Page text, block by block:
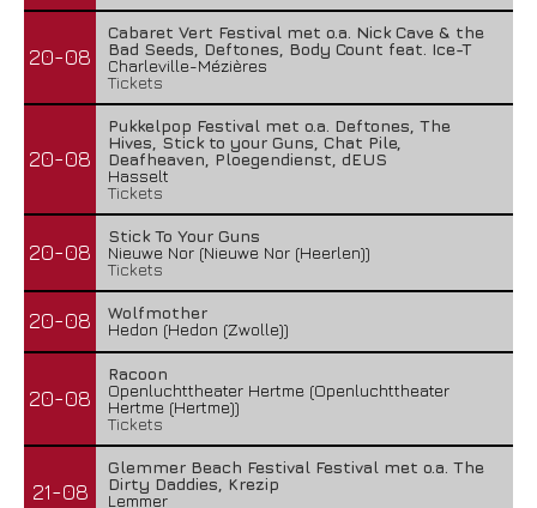
20-08
Cabaret Vert Festival met o.a. Nick Cave & the
Bad Seeds, Deftones, Body Count feat. Ice-T
Charleville-Mézières
Tickets
20-08
Pukkelpop Festival met o.a. Deftones, The
Hives, Stick to your Guns, Chat Pile,
Deafheaven, Ploegendienst, dEUS
Hasselt
Tickets
20-08
Stick To Your Guns
Nieuwe Nor (Nieuwe Nor (Heerlen))
Tickets
20-08
Wolfmother
Hedon (Hedon (Zwolle))
20-08
Racoon
Openluchttheater Hertme (Openluchttheater
Hertme (Hertme))
Tickets
21-08
Glemmer Beach Festival Festival met o.a. The
Dirty Daddies, Krezip
Lemmer